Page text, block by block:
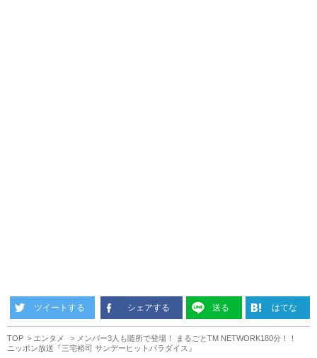
ツイートする シェアする 送る はてな
TOP エンタメ
メンバー3人も随所で登場！ まるごとTM NETWORK180分！！
ニッポン放送『三宅裕司 サンデーヒットパラダイス』